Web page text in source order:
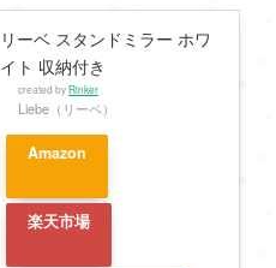
リーベ スタンドミラー ホワ
イト 収納付き
created byRinker
Liebe（リーベ）
Amazon
楽天市場